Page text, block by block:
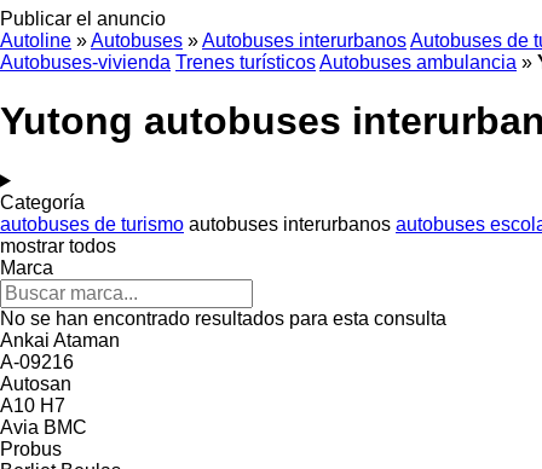
Publicar el anuncio
Autoline »Autobuses »Autobuses interurbanosAutobuses de
Autobuses-vivienda Trenes turísticosAutobuses ambulancia »
Yutong autobuses
Categoría
autobuses de turismo autobuses interurbanos autobuses
mostrar todos
Marca
No se han encontrado resultados para esta consulta
Ankai Ataman
A-09216
Autosan
A10 H7
Avia BMC
Probus